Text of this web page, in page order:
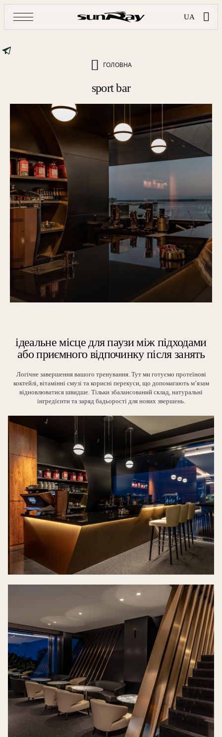
UA
ГОЛОВНА
sport bar
ідеальне місце для паузи між підходами
або приємного відпочинку після занять
Логічне завершення вашого тренування. Тут ми готуємо протеїнові
коктейлі, вітамінні смузі та корисні перекуси, що допомагають м’язам
відновлюватися швидше. Тільки збалансований склад, натуральні
інгредієнти та заряд бадьорості для нових звершень.